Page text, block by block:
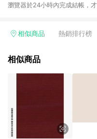
瀏覽器於24小時內完成結帳，
單，皆不在點數回饋範圍內。
球嚴選、商城、專案商品、「
券等)，不具點數回饋資格。詳
顯示為準。 7. LINE購物設有「
殊活動時開放「回饋無上限」)
計算，並依訂單成立時間當下
相似商品 熱銷排行榜
相似商品